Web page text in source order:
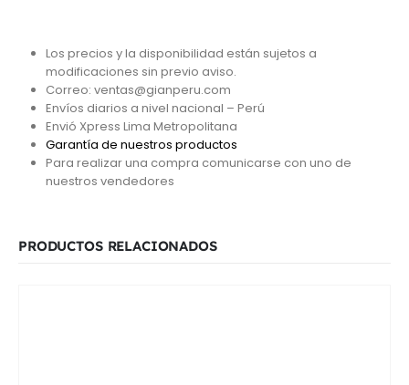
Los precios y la disponibilidad están sujetos a
modificaciones sin previo aviso.
Correo: ventas@gianperu.com
Envíos diarios a nivel nacional – Perú
Envió Xpress Lima Metropolitana
Garantía de nuestros productos
Para realizar una compra comunicarse con uno de
nuestros vendedores
PRODUCTOS RELACIONADOS